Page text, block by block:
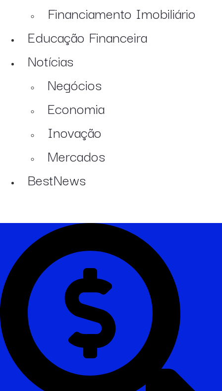
Financiamento Imobiliário
Educação Financeira
Notícias
Negócios
Economia
Inovação
Mercados
BestNews